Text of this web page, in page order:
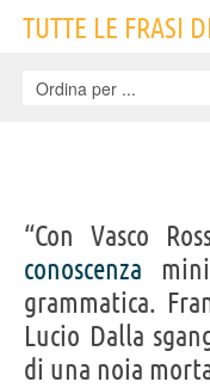
IDENTIKIT E DATI
Cognome Valduga
20 maggio 1953
Sesso femminile
Nazionalità italiana
Professione poeta,
Segno zodiacale Toro
TUTTE LE FRASI
“Con Vasco
conoscenza
grammatica.
Lucio Dalla
di una noia